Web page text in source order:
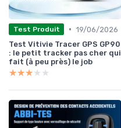
Test Produit • 19/06/2026
Test Vitivie Tracer GPS GP90
: le petit tracker pas cher qui
fait (à peu près) le job
★★★★★
★★★★★